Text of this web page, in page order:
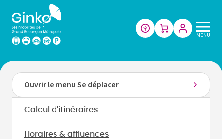
Les
mobilités
Besançon
Métropole
MENU
Ouvrir le menu Se déplacer
Calcul d'itinéraires
Horaires & affluences